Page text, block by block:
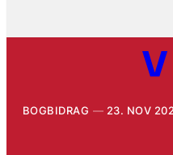
BOGBIDRAG 23. NOV